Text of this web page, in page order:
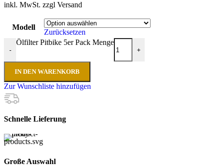
inkl. MwSt. zzgl Versand
Modell
Zurücksetzen
-
Ölfilter Pitbike 5er Pack Menge
+
IN DEN WARENKORB
Zur Wunschliste hinzufügen
Schnelle Lieferung
Große Auswahl